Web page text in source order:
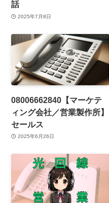
話
2025年7月8日
08006662840【マーケテ
ィング会社／営業製作所】
セールス
2025年6月26日